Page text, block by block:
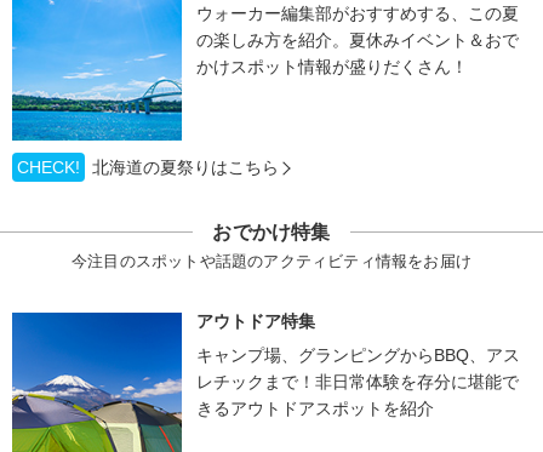
ウォーカー編集部がおすすめする、この夏
の楽しみ方を紹介。夏休みイベント＆おで
かけスポット情報が盛りだくさん！
CHECK! 北海道の夏祭りはこちら
おでかけ特集
今注目のスポットや話題のアクティビティ情報をお届け
アウトドア特集
キャンプ場、グランピングからBBQ、アス
レチックまで！非日常体験を存分に堪能で
きるアウトドアスポットを紹介